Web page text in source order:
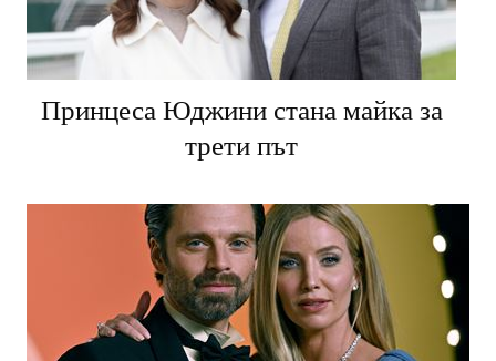
Принцеса Юджини стана майка за
трети път